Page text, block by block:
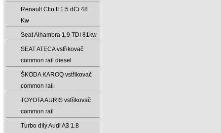
Renault Clio II 1.5 dCi 48
Kw
Seat Alhambra 1‚9 TDI 81kw
SEAT ATECA vstřikovač
common rail diesel
ŠKODA KAROQ vstřikovač
common rail
TOYOTA AURIS vstřikovač
common rail
Turbo díly Audi A3 1.8